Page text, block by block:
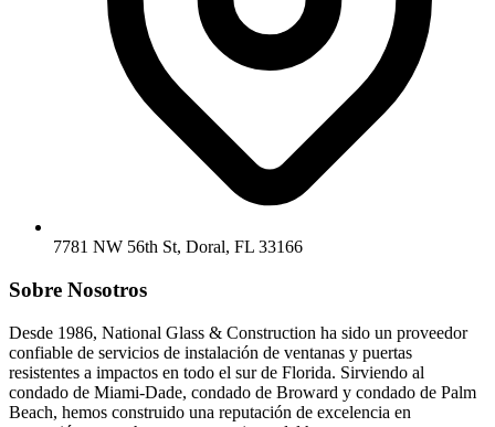
7781 NW 56th St, Doral, FL 33166
Sobre Nosotros
Desde 1986, National Glass & Construction ha sido un proveedor
confiable de servicios de instalación de ventanas y puertas
resistentes a impactos en todo el sur de Florida. Sirviendo al
condado de Miami-Dade, condado de Broward y condado de Palm
Beach, hemos construido una reputación de excelencia en